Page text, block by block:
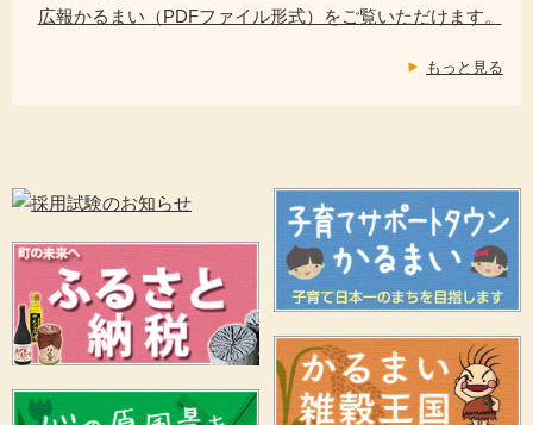
広報かるまい（PDFファイル形式）をご覧いただけます。
もっと見る